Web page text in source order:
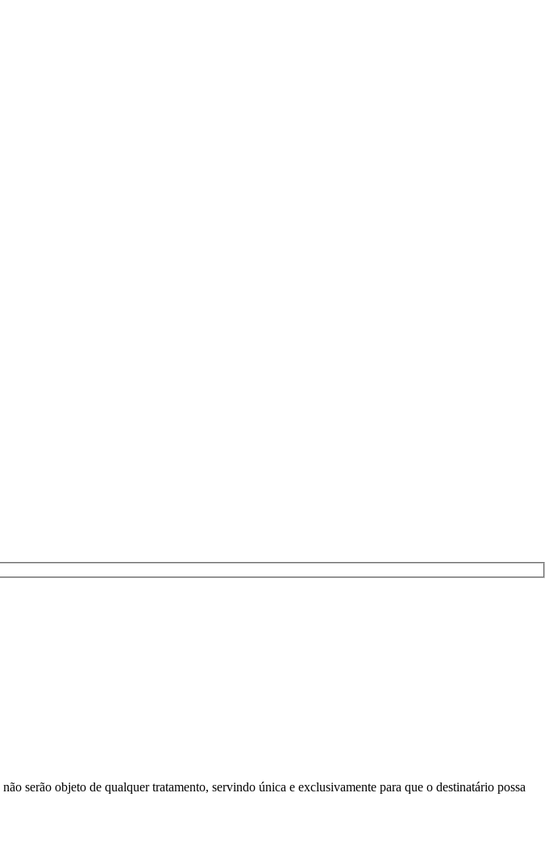
serão objeto de qualquer tratamento, servindo única e exclusivamente para que o destinatário possa